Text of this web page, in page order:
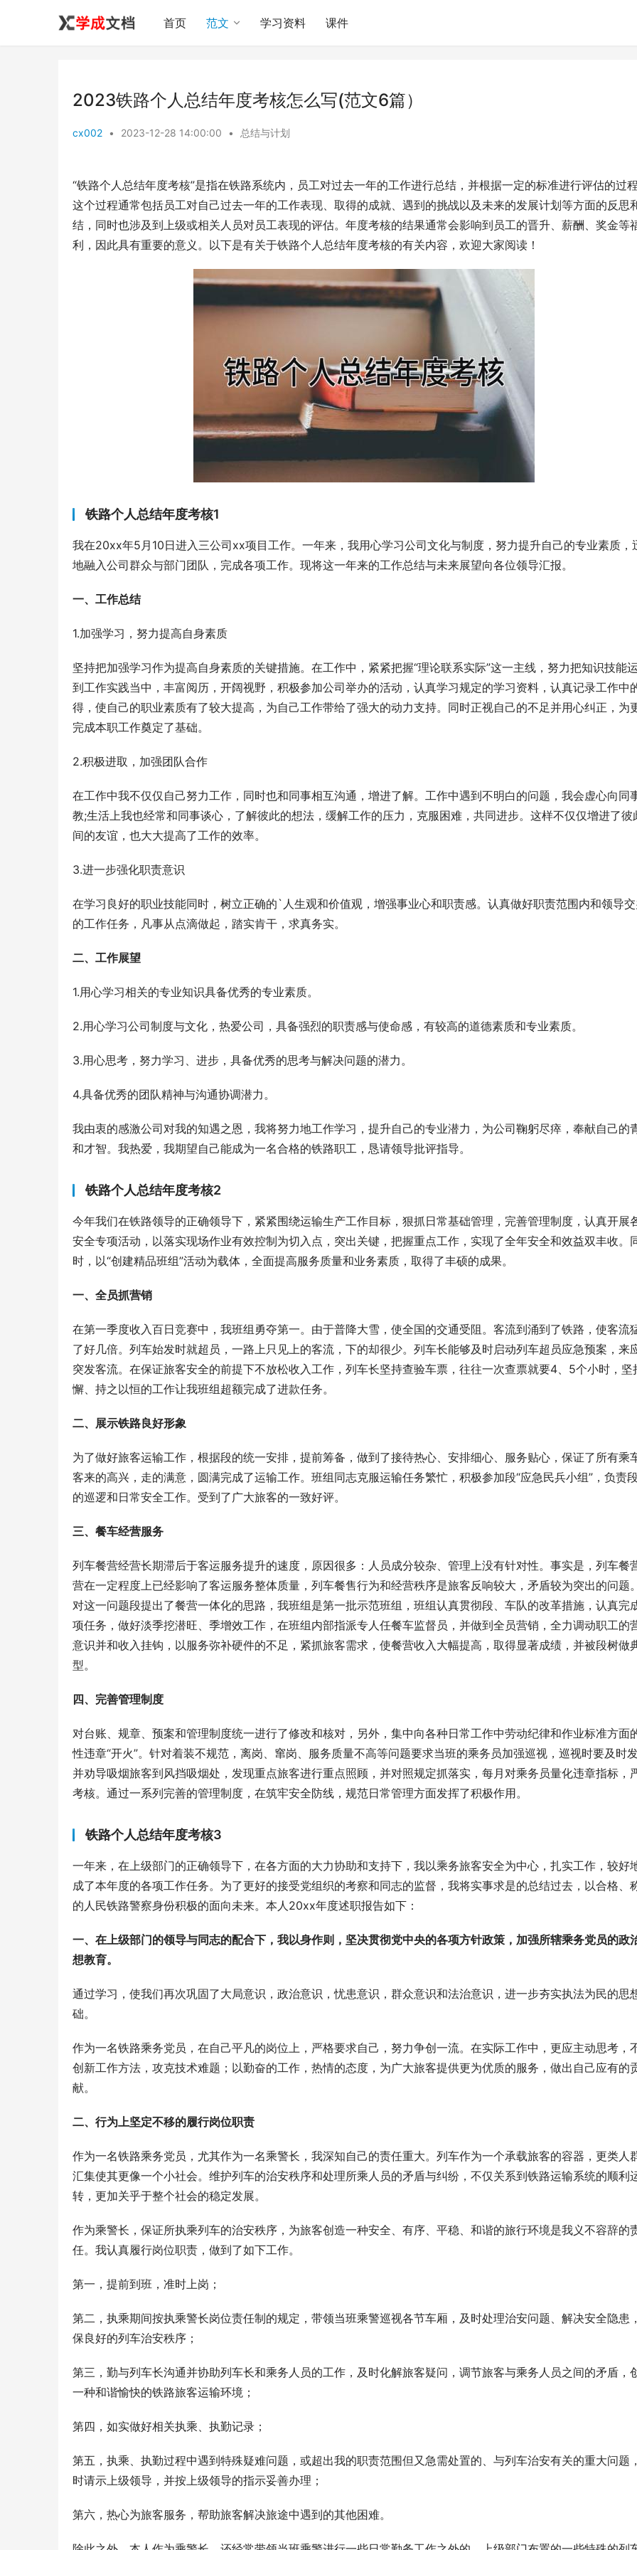
首页 范文 学习资料 课件
2023铁路个人总结年度考核怎么写(范文6篇）
cx002 • 2023-12-28 14:00:00 • 总结与计划
“铁路个人总结年度考核”是指在铁路系统内，员工对过去一年的工作进行总结，并根据一定的标准进行评估的过程
这个过程通常包括员工对自己过去一年的工作表现、取得的成就、遇到的挑战以及未来的发展计划等方面的反思
结，同时也涉及到上级或相关人员对员工表现的评估。年度考核的结果通常会影响到员工的晋升、薪酬、奖金等
利，因此具有重要的意义。以下是有关于铁路个人总结年度考核的有关内容，欢迎大家阅读！
铁路个人总结年度考核1
我在20xx年5月10日进入三公司xx项目工作。一年来，我用心学习公司文化与制度，努力提升自己的专业素质，
地融入公司群众与部门团队，完成各项工作。现将这一年来的工作总结与未来展望向各位领导汇报。
一、工作总结
1.加强学习，努力提高自身素质
坚持把加强学习作为提高自身素质的关键措施。在工作中，紧紧把握“理论联系实际”这一主线，努力把知识技能
到工作实践当中，丰富阅历，开阔视野，积极参加公司举办的活动，认真学习规定的学习资料，认真记录工作中
得，使自己的职业素质有了较大提高，为自己工作带给了强大的动力支持。同时正视自己的不足并用心纠正，为
完成本职工作奠定了基础。
2.积极进取，加强团队合作
在工作中我不仅仅自己努力工作，同时也和同事相互沟通，增进了解。工作中遇到不明白的问题，我会虚心向同
教;生活上我也经常和同事谈心，了解彼此的想法，缓解工作的压力，克服困难，共同进步。这样不仅仅增进了彼
间的友谊，也大大提高了工作的效率。
3.进一步强化职责意识
在学习良好的职业技能同时，树立正确的`人生观和价值观，增强事业心和职责感。认真做好职责范围内和领导
的工作任务，凡事从点滴做起，踏实肯干，求真务实。
二、工作展望
1.用心学习相关的专业知识具备优秀的专业素质。
2.用心学习公司制度与文化，热爱公司，具备强烈的职责感与使命感，有较高的道德素质和专业素质。
3.用心思考，努力学习、进步，具备优秀的思考与解决问题的潜力。
4.具备优秀的团队精神与沟通协调潜力。
我由衷的感激公司对我的知遇之恩，我将努力地工作学习，提升自己的专业潜力，为公司鞠躬尽瘁，奉献自己的
和才智。我热爱，我期望自己能成为一名合格的铁路职工，恳请领导批评指导。
铁路个人总结年度考核2
今年我们在铁路领导的正确领导下，紧紧围绕运输生产工作目标，狠抓日常基础管理，完善管理制度，认真开展
安全专项活动，以落实现场作业有效控制为切入点，突出关键，把握重点工作，实现了全年安全和效益双丰收。
时，以“创建精品班组”活动为载体，全面提高服务质量和业务素质，取得了丰硕的成果。
一、全员抓营销
在第一季度收入百日竞赛中，我班组勇夺第一。由于普降大雪，使全国的交通受阻。客流到涌到了铁路，使客流
了好几倍。列车始发时就超员，一路上只见上的客流，下的却很少。列车长能够及时启动列车超员应急预案，来
突发客流。在保证旅客安全的前提下不放松收入工作，列车长坚持查验车票，往往一次查票就要4、5个小时，坚
懈、持之以恒的工作让我班组超额完成了进款任务。
二、展示铁路良好形象
为了做好旅客运输工作，根据段的统一安排，提前筹备，做到了接待热心、安排细心、服务贴心，保证了所有乘
客来的高兴，走的满意，圆满完成了运输工作。班组同志克服运输任务繁忙，积极参加段“应急民兵小组”，负责
的巡逻和日常安全工作。受到了广大旅客的一致好评。
三、餐车经营服务
列车餐营经营长期滞后于客运服务提升的速度，原因很多：人员成分较杂、管理上没有针对性。事实是，列车餐
营在一定程度上已经影响了客运服务整体质量，列车餐售行为和经营秩序是旅客反响较大，矛盾较为突出的问题
对这一问题段提出了餐营一体化的思路，我班组是第一批示范班组，班组认真贯彻段、车队的改革措施，认真完
项任务，做好淡季挖潜旺、季增效工作，在班组内部指派专人任餐车监督员，并做到全员营销，全力调动职工的
意识并和收入挂钩，以服务弥补硬件的不足，紧抓旅客需求，使餐营收入大幅提高，取得显著成绩，并被段树做
型。
四、完善管理制度
对台账、规章、预案和管理制度统一进行了修改和核对，另外，集中向各种日常工作中劳动纪律和作业标准方面
性违章“开火”。针对着装不规范，离岗、窜岗、服务质量不高等问题要求当班的乘务员加强巡视，巡视时要及时
并劝导吸烟旅客到风挡吸烟处，发现重点旅客进行重点照顾，并对照规定抓落实，每月对乘务员量化违章指标，
考核。通过一系列完善的管理制度，在筑牢安全防线，规范日常管理方面发挥了积极作用。
铁路个人总结年度考核3
一年来，在上级部门的正确领导下，在各方面的大力协助和支持下，我以乘务旅客安全为中心，扎实工作，较好
成了本年度的各项工作任务。为了更好的接受党组织的考察和同志的监督，我将实事求是的总结过去，以合格、
的人民铁路警察身份积极的面向未来。本人20xx年度述职报告如下：
一、在上级部门的领导与同志的配合下，我以身作则，坚决贯彻党中央的各项方针政策，加强所辖乘务党员的政
想教育。
通过学习，使我们再次巩固了大局意识，政治意识，忧患意识，群众意识和法治意识，进一步夯实执法为民的思
础。
作为一名铁路乘务党员，在自己平凡的岗位上，严格要求自己，努力争创一流。在实际工作中，更应主动思考，
创新工作方法，攻克技术难题；以勤奋的工作，热情的态度，为广大旅客提供更为优质的服务，做出自己应有的
献。
二、行为上坚定不移的履行岗位职责
作为一名铁路乘务党员，尤其作为一名乘警长，我深知自己的责任重大。列车作为一个承载旅客的容器，更类人
汇集使其更像一个小社会。维护列车的治安秩序和处理所乘人员的矛盾与纠纷，不仅关系到铁路运输系统的顺利
转，更加关乎于整个社会的稳定发展。
作为乘警长，保证所执乘列车的治安秩序，为旅客创造一种安全、有序、平稳、和谐的旅行环境是我义不容辞的
任。我认真履行岗位职责，做到了如下工作。
第一，提前到班，准时上岗；
第二，执乘期间按执乘警长岗位责任制的规定，带领当班乘警巡视各节车厢，及时处理治安问题、解决安全隐患
保良好的列车治安秩序；
第三，勤与列车长沟通并协助列车长和乘务人员的工作，及时化解旅客疑问，调节旅客与乘务人员之间的矛盾，
一种和谐愉快的铁路旅客运输环境；
第四，如实做好相关执乘、执勤记录；
第五，执乘、执勤过程中遇到特殊疑难问题，或超出我的职责范围但又急需处置的、与列车治安有关的重大问题
时请示上级领导，并按上级领导的指示妥善办理；
第六，热心为旅客服务，帮助旅客解决旅途中遇到的其他困难。